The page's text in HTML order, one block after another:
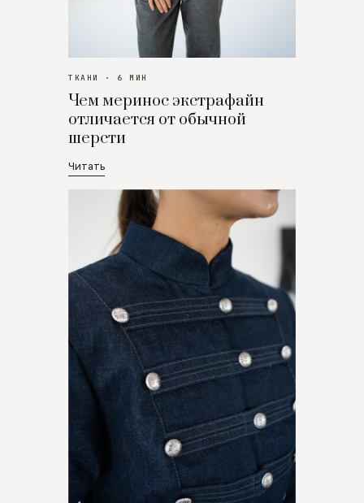
ТКАНИ · 6 МИН
Чем меринос экстрафайн
отличается от обычной
шерсти
Читать